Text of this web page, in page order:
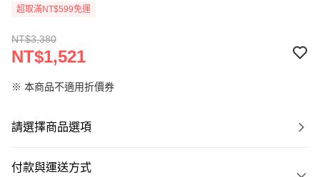
超取滿NT$599免運
NT$3,380
NT$1,521
※ 本商品不適用折價券
請選擇商品選項
付款與運送方式